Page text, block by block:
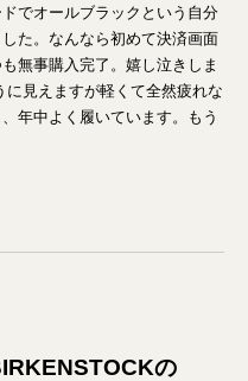
でオールブラックという自分
た。なんなら初めて決済画面
無事購入完了。嬉し泣きしま
見えますが軽くて全然疲れな
年中よく履いています。もう
の